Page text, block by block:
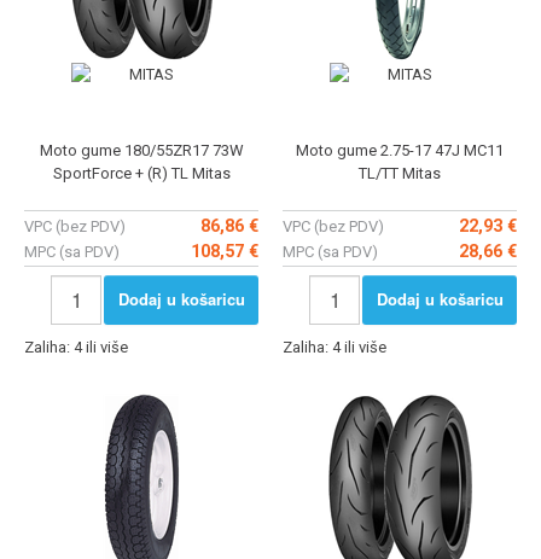
Moto gume 180/55ZR17 73W
SportForce + (R) TL Mitas
VPC (bez PDV) 86,86 €
MPC (sa PDV) 108,57 €
Dodaj u košaricu
Zaliha: 4 ili više
Moto gume 2.75-17 47J MC11
TL/TT Mitas
VPC (bez PDV) 22,93 €
MPC (sa PDV) 28,66 €
Dodaj u košaricu
Zaliha: 4 ili više